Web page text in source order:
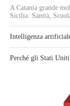
A Catania grande
Sicilia. Sanità,
Intelligenza
Perché gli Stati Uniti